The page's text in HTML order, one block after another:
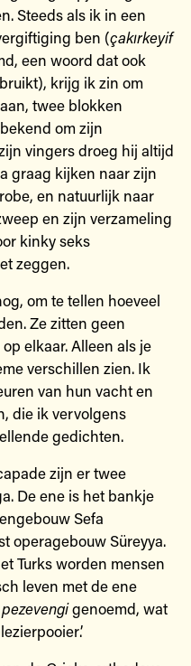
Steeds als ik in een
ben (çakırkeyif
een woord dat ook
krijg ik zin om
twee blokken
om zijn
vingers droeg hij altijd
graag kijken naar zijn
en natuurlijk naar
en zijn verzameling
kinky seks
zeggen.
om te tellen hoeveel
Ze zitten geen
elkaar. Alleen als je
verschillen zien. Ik
van hun vacht en
die ik vervolgens
gedichten.
zijn er twee
De ene is het bankje
Sefa
operagebouw Süreyya.
Turks worden mensen
leven met de ene
genoemd, wat